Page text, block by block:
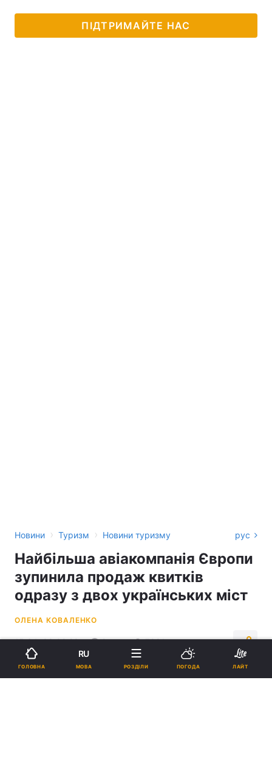
ПІДТРИМАЙТЕ НАС
Новини › Туризм › Новини туризму рус
Найбільша авіакомпанія Європи
зупинила продаж квитків
одразу з двох українських міст
ОЛЕНА КОВАЛЕНКО
15:34, 08.02.22 2 хв. 7991
Підпишіться на нас в Google
ГОЛОВНА
RU
МОВА РОЗДІЛИ ПОГОДА ЛАЙТ